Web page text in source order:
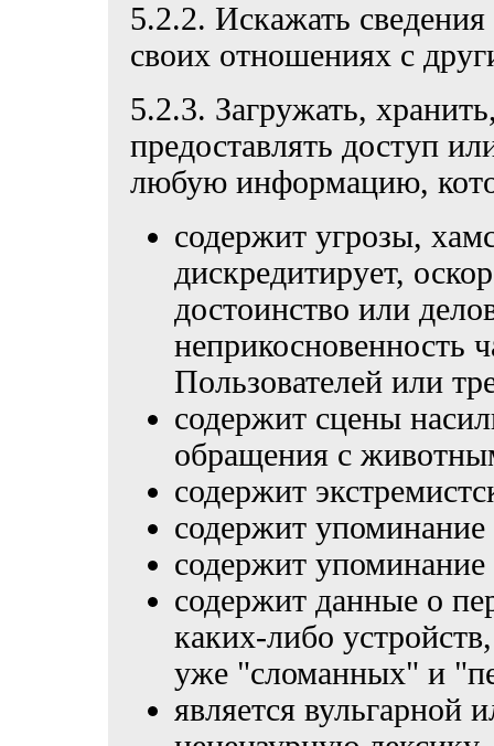
5.2.2. Искажать сведения
своих отношениях с
5.2.3. Загружать,
предоставлять доступ
любую информацию,
содержит угрозы,
дискредитирует,
достоинство или
неприкосновенность
Пользователей или
содержит сцены
обращения с
содержит
содержит упоминание
содержит упоминание
содержит данные о
каких-либо
уже "сломанных" и
является вульгарной